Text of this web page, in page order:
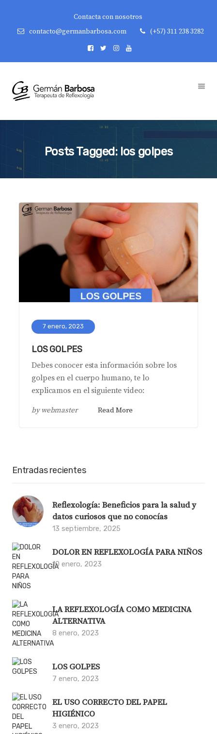
Contacta con nosotros
contacto@germanbarbosa.com
(+57) 311 238 3282
Posts Tagged: los golpes
7 enero, 2023
LOS GOLPES
Debes conocer esta información sobre los
golpes en el cuerpo humano, te lo
explicamos en el siguiente video:
bywebmaster Read More
Entradas recientes
Reflexología: Beneficios para la salud y
datos curiosos que no conocías
13 septiembre, 2025
DOLOR EN REFLEXOLOGÍA PARA NIÑOS
10 enero, 2023
LA REFLEXOLOGÍA COMO MEDICINA
ALTERNATIVA
8 enero, 2023
LOS GOLPES
7 enero, 2023
EL USO CORRECTO DEL PAPEL
HIGIÉNICO
3 enero, 2023